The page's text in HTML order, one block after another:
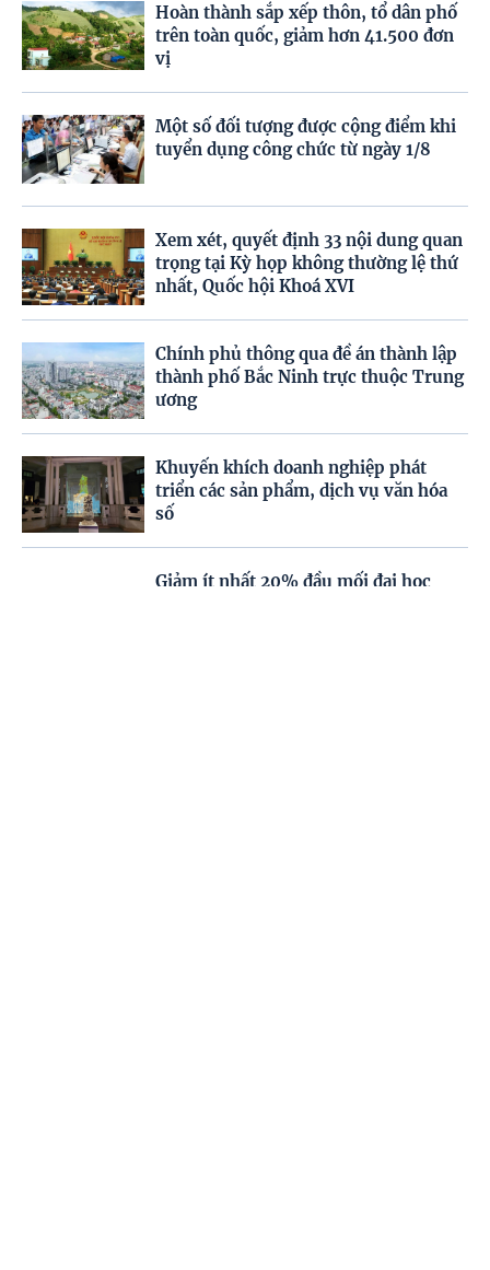
Hoàn thành sắp xếp thôn, tổ dân phố
trên toàn quốc, giảm hơn 41.500 đơn
vị
Một số đối tượng được cộng điểm khi
tuyển dụng công chức từ ngày 1/8
Xem xét, quyết định 33 nội dung quan
trọng tại Kỳ họp không thường lệ thứ
nhất, Quốc hội Khoá XVI
Chính phủ thông qua đề án thành lập
thành phố Bắc Ninh trực thuộc Trung
ương
Khuyến khích doanh nghiệp phát
triển các sản phẩm, dịch vụ văn hóa
số
Giảm ít nhất 20% đầu mối đại học